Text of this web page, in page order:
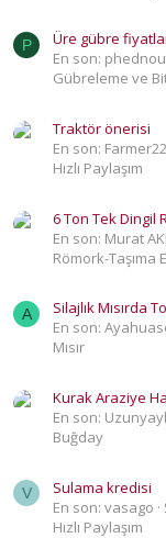
P
Üre gübre
En son:
Gübreleme ve
Traktör önerisi
En son: Farmer22
Hızlı Paylaşım
6 Ton Tek Dingil
En son: Murat
Römork-Taşıma
A
Silajlık Mısırda
En son:
Mısır
Kurak Araziye
En son:
Buğday
V
Sulama kredisi
En son: vasago
Hızlı Paylaşım